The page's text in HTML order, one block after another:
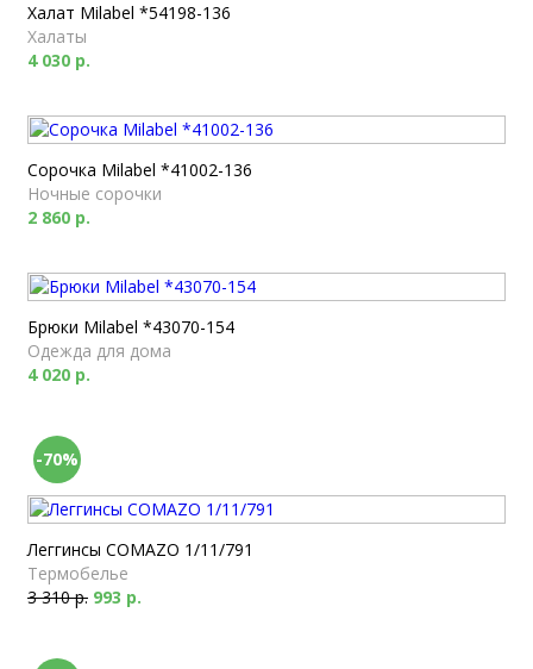
Халат Milabel *54198-136
Халаты
4 030 р.
Сорочка Milabel *41002-136
Ночные сорочки
2 860 р.
Брюки Milabel *43070-154
Одежда для дома
4 020 р.
-70%
Леггинсы COMAZO 1/11/791
Термобелье
3 310 р. 993 р.